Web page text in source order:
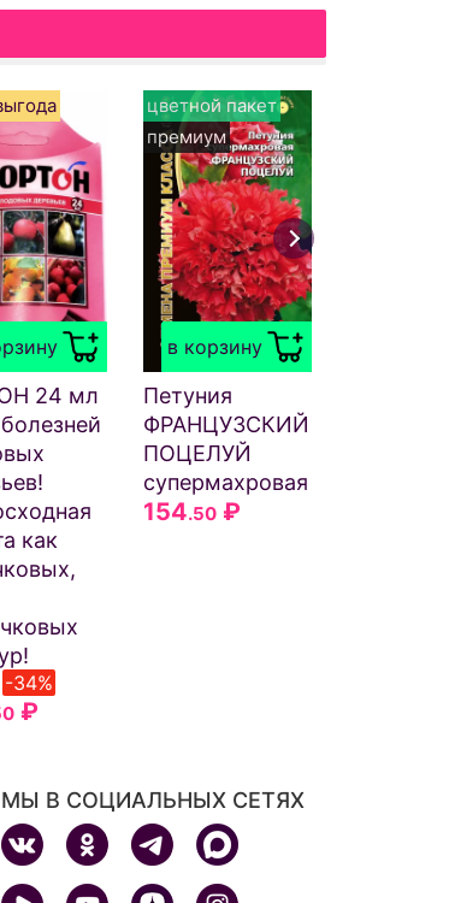
24 мл
как
-34%
₽
в корзину
цветной пакет
премиум
Петуния
ФРАНЦУЗСКИЙ
ПОЦЕЛУЙ
супермахровая
154.50₽
МЫ В СОЦИАЛЬНЫХ СЕТЯХ